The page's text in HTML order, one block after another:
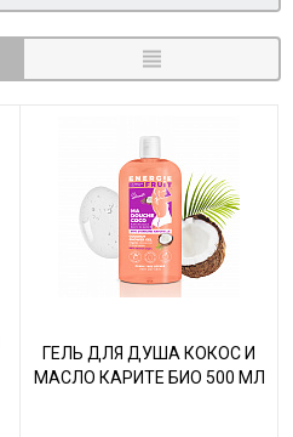
ГЕЛЬ ДЛЯ ДУША КОКОС И
МАСЛО КАРИТЕ БИО 500 МЛ